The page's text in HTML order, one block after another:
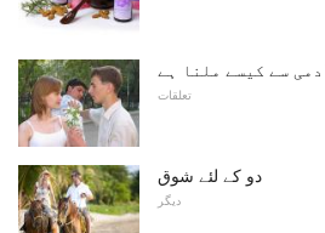
سے کیسے ملنا ہے
تعلقات
دو کے لئے شوق
دیگر